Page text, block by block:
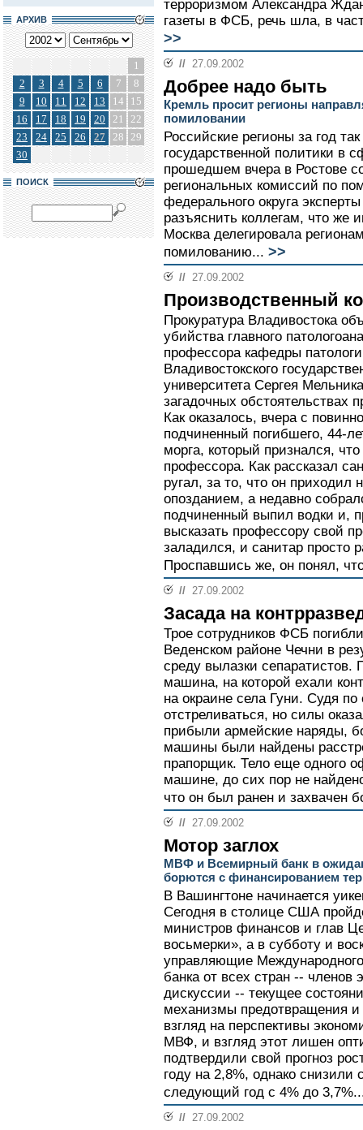
АРХИВ
1
2
3 4 5 6 7
8
9
10 11 12 13 14
15
16
17 18 19 20 21
22
23
24 25 26 27 28 29
30
ПОИСК
терроризмом Александра
газеты в ФСБ, речь шла, в
>>
// 27.09.2002
Добрее надо быть
Кремль просит регионы
помиловании
Российские регионы за год
государственной политики в
прошедшем вчера в Ростове
региональных комиссий по
федерального округа
разъяснить коллегам, что же
Москва делегировала
помилованию... >>
// 27.09.2002
Производственный
Прокуратура Владивостока
убийства главного
профессора кафедры
Владивостокского
университета Сергея
загадочных обстоятельствах
Как оказалось, вчера с
подчиненный погибшего, 44-
морга, который признался,
профессора. Как рассказал
ругал, за то, что он приходил
опозданием, а недавно
подчиненный выпил водки и,
высказать профессору свой
заладился, и санитар просто
Проспавшись же, он понял,
// 27.09.2002
Засада на
Трое сотрудников ФСБ
Веденском районе Чечни в
среду вылазки
машина, на которой ехали
на окраине села Гуни. Судя
отстреливаться, но силы
прибыли армейские наряды,
машины были найдены
прапорщик. Тело еще одного
машине, до сих пор не
что он был ранен и захвачен
// 27.09.2002
Мотор заглох
МВФ и Всемирный банк в
борются с финансированием
В Вашингтоне начинается
Сегодня в столице США
министров финансов и глав
восьмерки», а в субботу и
управляющие
банка от всех стран --
дискуссии -- текущее
механизмы предотвращения
взгляд на перспективы
МВФ, и взгляд этот лишен
подтвердили свой прогноз
году на 2,8%, однако снизили
следующий год с 4% до
// 27.09.2002